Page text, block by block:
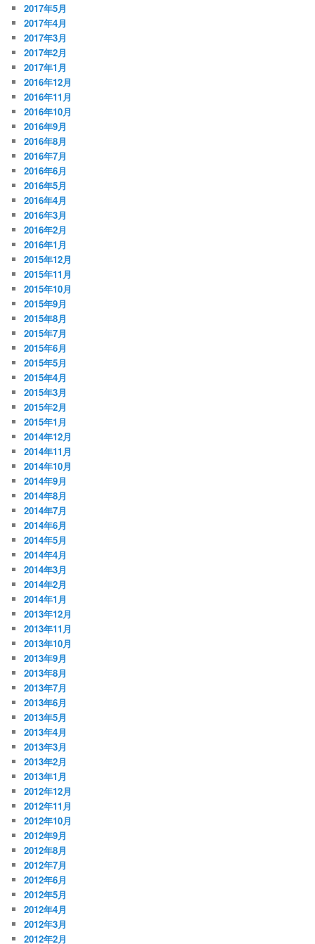
2017年5月
2017年4月
2017年3月
2017年2月
2017年1月
2016年12月
2016年11月
2016年10月
2016年9月
2016年8月
2016年7月
2016年6月
2016年5月
2016年4月
2016年3月
2016年2月
2016年1月
2015年12月
2015年11月
2015年10月
2015年9月
2015年8月
2015年7月
2015年6月
2015年5月
2015年4月
2015年3月
2015年2月
2015年1月
2014年12月
2014年11月
2014年10月
2014年9月
2014年8月
2014年7月
2014年6月
2014年5月
2014年4月
2014年3月
2014年2月
2014年1月
2013年12月
2013年11月
2013年10月
2013年9月
2013年8月
2013年7月
2013年6月
2013年5月
2013年4月
2013年3月
2013年2月
2013年1月
2012年12月
2012年11月
2012年10月
2012年9月
2012年8月
2012年7月
2012年6月
2012年5月
2012年4月
2012年3月
2012年2月